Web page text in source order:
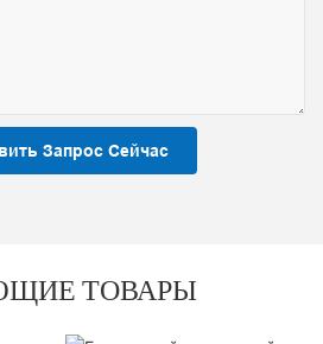
Запрос Сейчас
ТОВАРЫ